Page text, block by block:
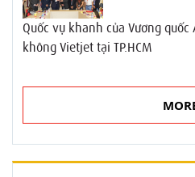
Quốc vụ khanh của Vương
không Vietjet tại TP.HCM